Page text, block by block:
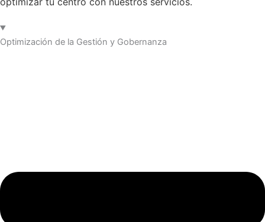
Optimización de la Gestión y Gobernanza